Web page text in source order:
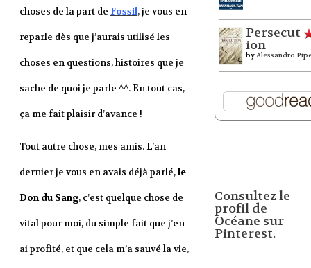
choses de la part de Fossil, je vous en
reparle dès que j’aurais utilisé les
choses en questions, histoires que je
sache de quoi je parle ^^. En tout cas,
ça me fait plaisir d’avance !
Tout autre chose, mes amis. L’an
dernier je vous en avais déjà parlé,le
Don du Sang, c’est quelque chose de
vital pour moi, du simple fait que j’en
ai profité, et que cela m’a sauvé la vie,
Persecut
ion
byAlessandro
Consultez le
profil de
Océane sur
Pinterest.